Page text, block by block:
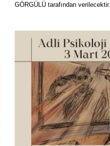
GÖRGÜLÜ tarafından verilecektir.